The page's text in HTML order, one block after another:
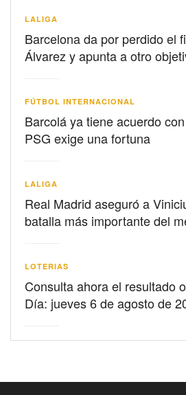
LALIGA
Barcelona da por perdido el
Álvarez y apunta a otro
FÚTBOL INTERNACIONAL
Barcolá ya tiene acuerdo
PSG exige una fortuna
LALIGA
Real Madrid aseguró a
batalla más importante del
LOTERIAS
Consulta ahora el resultado
Día: jueves 6 de agosto de